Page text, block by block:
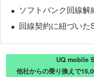
ソフトバンク回線解
回線契約に紐づいた
UQ mobile
他社からの乗り換えで